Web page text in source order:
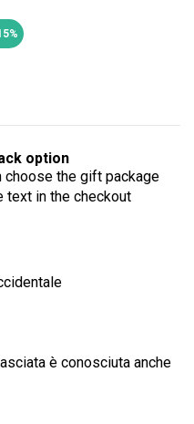
option
choose the gift package
text in the checkout
è conosciuta anche